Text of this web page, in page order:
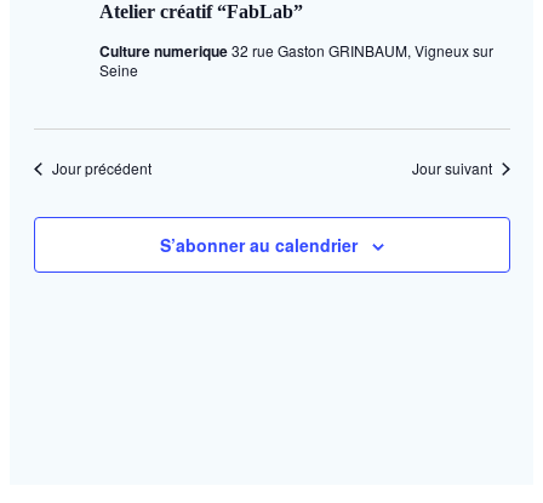
Atelier créatif “FabLab”
Culture numerique32 rue Gaston GRINBAUM, Vigneux sur
Seine
Jour précédent Jour suivant
S’abonner au calendrier